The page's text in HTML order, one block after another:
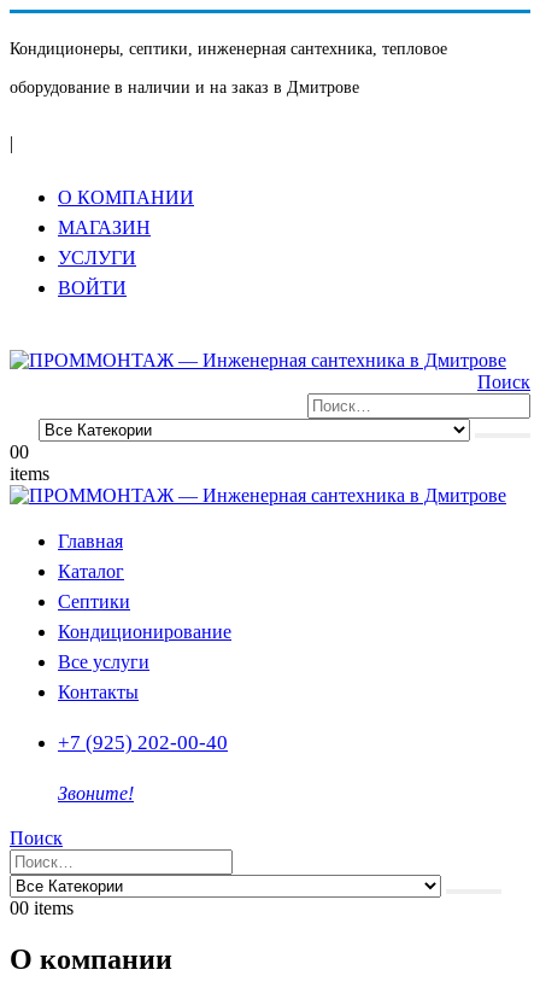
Кондиционеры, септики, инженерная сантехника, тепловое
оборудование в наличии и на заказ в Дмитрове
|
О КОМПАНИИ
МАГАЗИН
УСЛУГИ
ВОЙТИ
Поиск
00
items
Главная
Каталог
Септики
Кондиционирование
Все услуги
Контакты
+7 (925) 202-00-40
Звоните!
Поиск
00 items
О компании